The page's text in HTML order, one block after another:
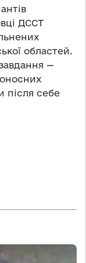
ДССТ
областей.
—
після себе